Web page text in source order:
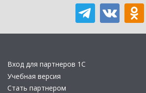
Вход для партнеров 1С
Учебная версия
Стать партнером